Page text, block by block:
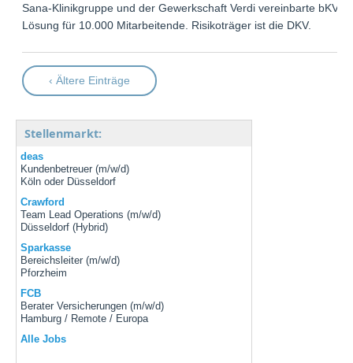
Sana-Klinikgruppe und der Gewerkschaft Verdi vereinbarte bKV-
Lösung für 10.000 Mitarbeitende. Risikoträger ist die DKV.
‹ Ältere Einträge
Stellenmarkt:
deas
Kundenbetreuer (m/w/d)
Köln oder Düsseldorf
Crawford
Team Lead Operations (m/w/d)
Düsseldorf (Hybrid)
Sparkasse
Bereichsleiter (m/w/d)
Pforzheim
FCB
Berater Versicherungen (m/w/d)
Hamburg / Remote / Europa
Alle Jobs